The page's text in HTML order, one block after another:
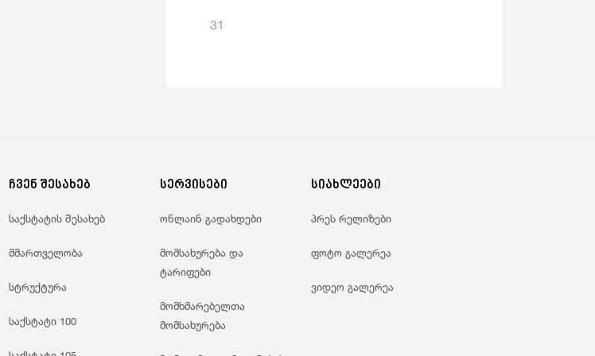
31
ჩვენ შესახებ
საქსტატის შესახებ
მმართველობა
სტრუქტურა
საქსტატი 100
სერვისები
ონლაინ გადახდები
მომსახურება და
ტარიფები
მომხმარებელთა
მომსახურება
სიახლეები
პრეს რელიზები
ფოტო გალერეა
ვიდეო გალერეა